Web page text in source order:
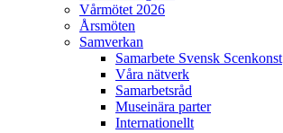
Vårmötet 2026
Årsmöten
Samverkan
Samarbete Svensk Scenkonst
Våra nätverk
Samarbetsråd
Museinära parter
Internationellt